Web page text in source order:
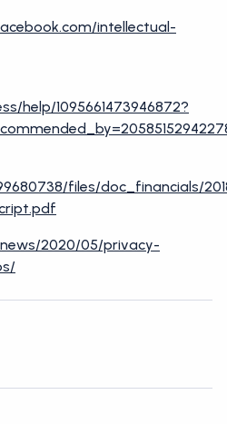
intellectual-
help/1095661473946872?
files/doc_financials/
2020/05/privacy-